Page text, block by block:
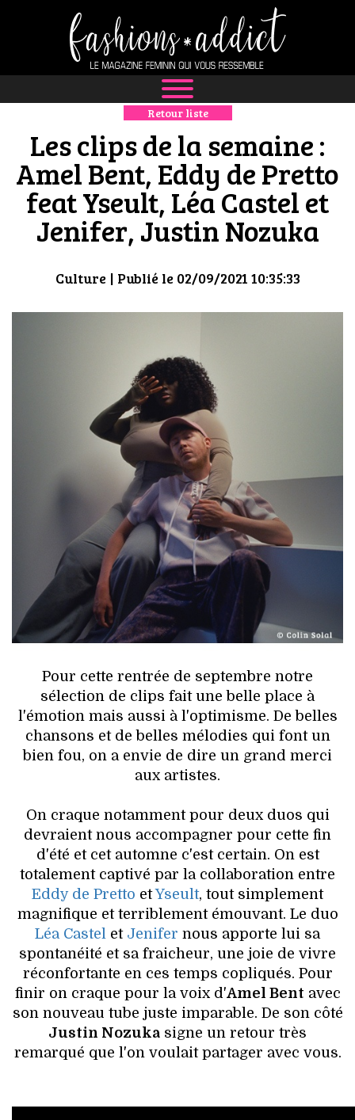
NEWS
MODE
LUXE
DÉFILÉS
BOUTIQUE
CULTURE
HIGH TECH
MAISON
AUTO
LIEUX TENDANCES
BEAUTÉ
MODE DE RUE
JEUNES CRÉATEURS
HISTOIRE DES MARQUES
DÉCO
VOYAGES & LOISIRS
Retour liste
Les clips de la semaine :
Amel Bent, Eddy de Pretto
feat Yseult, Léa Castel et
Jenifer, Justin Nozuka
Culture| Publié le 02/09/2021 10:35:33
Pour cette rentrée de septembre notre
sélection de clips fait une belle place à
l'émotion mais aussi à l'optimisme. De belles
chansons et de belles mélodies qui font un
bien fou, on a envie de dire un grand merci
aux artistes.
On craque notamment pour deux duos qui
devraient nous accompagner pour cette fin
d'été et cet automne c'est certain. On est
totalement captivé par la collaboration entre
Eddy de Pretto etYseult, tout simplement
magnifique et terriblement émouvant. Le duo
Léa Castel et Jenifer nous apporte lui sa
spontanéité et sa fraicheur, une joie de vivre
réconfortante en ces temps copliqués. Pour
finir on craque pour la voix d'Amel Bent avec
son nouveau tube juste imparable. De son côté
Justin Nozuka signe un retour très
remarqué que l'on voulait partager avec vous.